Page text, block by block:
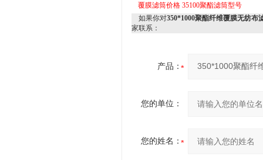
覆膜滤筒价格 35100聚酯滤筒型号
如果你对350*1000聚酯纤维覆膜无纺布
家联系：
产品：
您的单位：
您的姓名：